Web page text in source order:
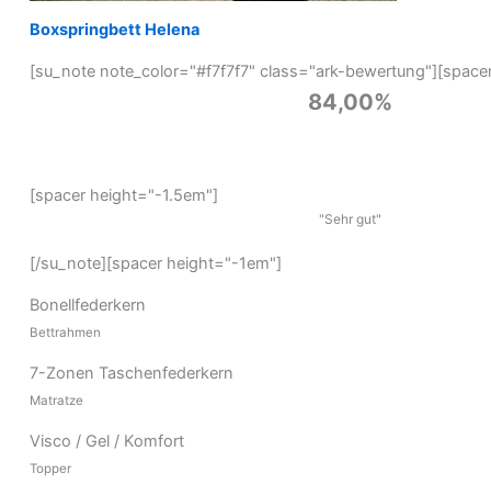
Boxspringbett Helena
[su_note note_color="#f7f7f7" class="ark-
84,00%
[spacer height="-1.5em"]
"Sehr gut"
[/su_note][spacer height="-1em"]
Bonellfederkern
Bettrahmen
7-Zonen Taschenfederkern
Matratze
Visco / Gel / Komfort
Topper